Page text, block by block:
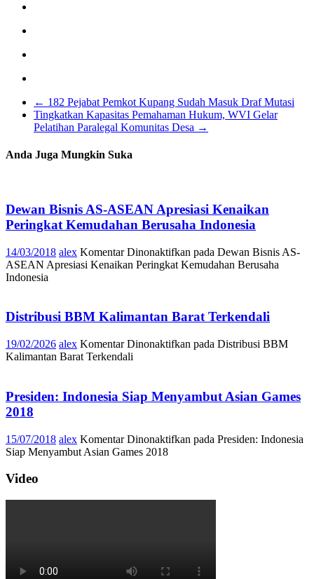
← 182 Pejabat Pemkot Kupang Sudah Masuk Draf Mutasi
Tingkatkan Kapasitas Pemahaman Hukum, WVI Gelar
Pelatihan Paralegal Komunitas Desa →
Anda Juga Mungkin Suka
Dewan Bisnis AS-ASEAN Apresiasi Kenaikan
Peringkat Kemudahan Berusaha Indonesia
14/03/2018 alex Komentar Dinonaktifkan pada Dewan Bisnis AS-
ASEAN Apresiasi Kenaikan Peringkat Kemudahan Berusaha
Indonesia
Distribusi BBM Kalimantan Barat Terkendali
19/02/2026 alex Komentar Dinonaktifkan pada Distribusi BBM
Kalimantan Barat Terkendali
Presiden: Indonesia Siap Menyambut Asian Games
2018
15/07/2018 alex Komentar Dinonaktifkan pada Presiden: Indonesia
Siap Menyambut Asian Games 2018
Video